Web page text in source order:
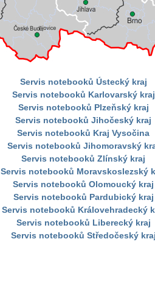
Servis notebooků Ústecký kraj
Servis notebooků Karlovarský kraj
Servis notebooků Plzeňský kraj
Servis notebooků Jihočeský kraj
Servis notebooků Kraj Vysočina
Servis notebooků Jihomoravský
Servis notebooků Zlínský kraj
Servis notebooků Moravskoslezský
Servis notebooků Olomoucký kraj
Servis notebooků Pardubický kraj
Servis notebooků Královehradecký
Servis notebooků Liberecký kraj
Servis notebooků Středočeský